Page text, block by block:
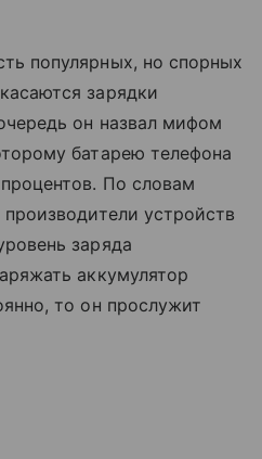
популярных, но спорных
зарядки
он назвал мифом
батарею телефона
По словам
устройств
заряда
аккумулятор
то он прослужит